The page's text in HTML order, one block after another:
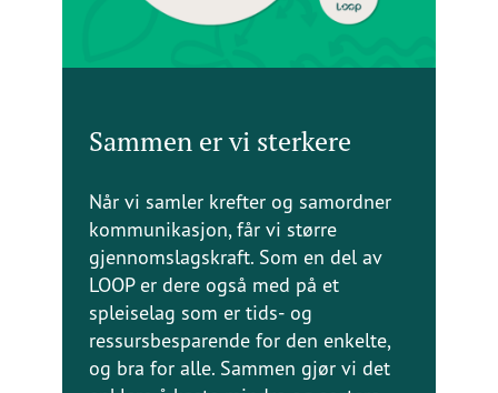
Sammen er vi sterkere
Når vi samler krefter og samordner
kommunikasjon, får vi større
gjennomslagskraft. Som en del av
LOOP er dere også med på et
spleiselag som er tids- og
ressursbesparende for den enkelte,
og bra for alle. Sammen gjør vi det